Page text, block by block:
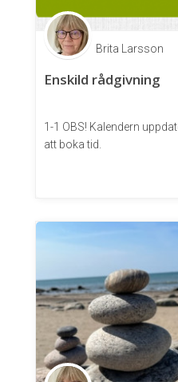
Brita Larsson
Enskild rådgivning
1-1 OBS! Kalendern
att boka tid.